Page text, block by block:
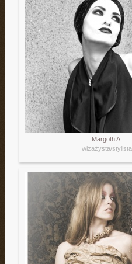
Margoth A.
wizażysta/stylista